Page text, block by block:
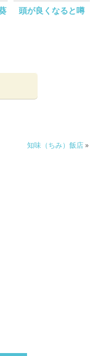
頭が良くなると噂
知味（ちみ）飯店»